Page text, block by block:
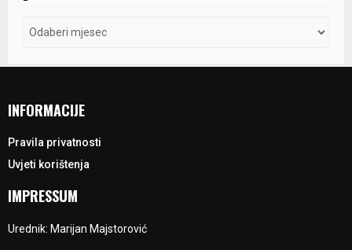
INFORMACIJE
Pravila privatnosti
Uvjeti korištenja
IMPRESSUM
Urednik: Marijan Majstorović